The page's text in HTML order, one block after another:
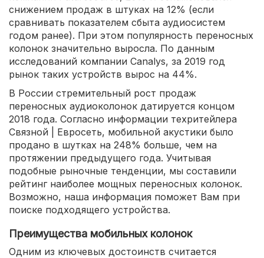
снижением продаж в штуках на 12% (если
сравнивать показателем сбыта аудиосистем
годом ранее). При этом популярность переносных
колонок значительно выросла. По данным
исследований компании Canalys, за 2019 год
рынок таких устройств вырос на 44%.
В России стремительный рост продаж
переносных аудиоколонок датируется концом
2018 года. Согласно информации техритейлера
Связной | Евросеть, мобильной акустики было
продано в шутках на 248% больше, чем на
протяжении предыдущего года. Учитывая
подобные рыночные тенденции, мы составили
рейтинг наиболее мощных переносных колонок.
Возможно, наша информация поможет Вам при
поиске подходящего устройства.
Преимущества мобильных колонок
Одним из ключевых достоинств считается